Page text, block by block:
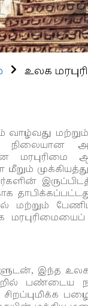
உலக
மற்றும்
மரபுரிமை
மீறும்
பேணிப்
இந்த
பண்டைய